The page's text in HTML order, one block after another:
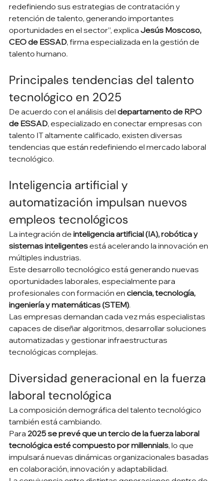
redefiniendo sus estrategias de contratación y
retención de talento, generando importantes
oportunidades en el sector”, explica Jesús Moscoso,
CEO de ESSAD, firma especializada en la gestión de
talento humano.
Principales tendencias del talento
tecnológico en 2025
De acuerdo con el análisis del departamento de RPO
de ESSAD, especializado en conectar empresas con
talento IT altamente calificado, existen diversas
tendencias que están redefiniendo el mercado laboral
tecnológico.
Inteligencia artificial y
automatización impulsan nuevos
empleos tecnológicos
La integración de inteligencia artificial (IA), robótica y
sistemas inteligentes está acelerando la innovación en
múltiples industrias.
Este desarrollo tecnológico está generando nuevas
oportunidades laborales, especialmente para
profesionales con formación en ciencia, tecnología,
ingeniería y matemáticas (STEM).
Las empresas demandan cada vez más especialistas
capaces de diseñar algoritmos, desarrollar soluciones
automatizadas y gestionar infraestructuras
tecnológicas complejas.
Diversidad generacional en la fuerza
laboral tecnológica
La composición demográfica del talento tecnológico
también está cambiando.
Para 2025 se prevé que un tercio de la fuerza laboral
tecnológica esté compuesto por millennials, lo que
impulsará nuevas dinámicas organizacionales basadas
en colaboración, innovación y adaptabilidad.